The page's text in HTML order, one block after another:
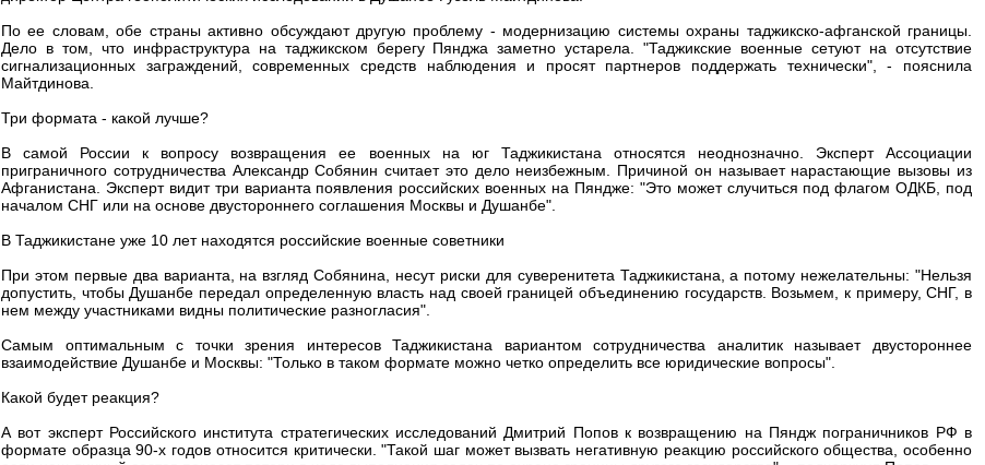
По ее словам, обе страны активно обсуждают другую проблему - модернизацию системы охраны таджикско-афганской границы.
Дело в том, что инфраструктура на таджикском берегу Пянджа заметно устарела. "Таджикские военные сетуют на отсутствие
сигнализационных заграждений, современных средств наблюдения и просят партнеров поддержать технически", - пояснила
Майтдинова.
Три формата - какой лучше?
В самой России к вопросу возвращения ее военных на юг Таджикистана относятся неоднозначно. Эксперт Ассоциации
приграничного сотрудничества Александр Собянин считает это дело неизбежным. Причиной он называет нарастающие вызовы из
Афганистана. Эксперт видит три варианта появления российских военных на Пяндже: "Это может случиться под флагом ОДКБ, под
началом СНГ или на основе двустороннего соглашения Москвы и Душанбе".
В Таджикистане уже 10 лет находятся российские военные советники
При этом первые два варианта, на взгляд Собянина, несут риски для суверенитета Таджикистана, а потому нежелательны: "Нельзя
допустить, чтобы Душанбе передал определенную власть над своей границей объединению государств. Возьмем, к примеру, СНГ, в
нем между участниками видны политические разногласия".
Самым оптимальным с точки зрения интересов Таджикистана вариантом сотрудничества аналитик называет двустороннее
взаимодействие Душанбе и Москвы: "Только в таком формате можно четко определить все юридические вопросы".
Какой будет реакция?
А вот эксперт Российского института стратегических исследований Дмитрий Попов к возвращению на Пяндж пограничников РФ в
формате образца 90-х годов относится критически. "Такой шаг может вызвать негативную реакцию российского общества, особенно